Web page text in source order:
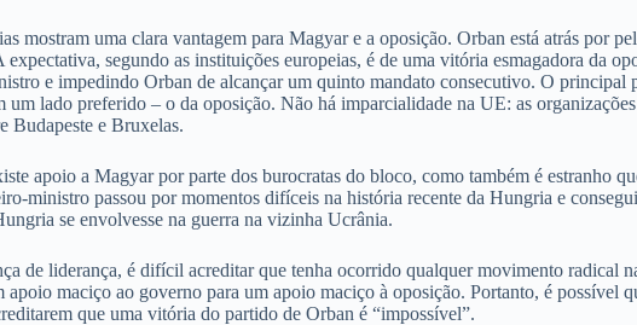
mostram uma clara vantagem para Magyar e a oposição. Orban está atrás por
segundo as instituições europeias, é de uma vitória esmagadora da
e impedindo Orban de alcançar um quinto mandato consecutivo. O principal
um lado preferido – o da oposição. Não há imparcialidade na UE: as
Budapeste e Bruxelas.
apoio a Magyar por parte dos burocratas do bloco, como também é estranho
ministro passou por momentos difíceis na história recente da Hungria e
se envolvesse na guerra na vizinha Ucrânia.
de liderança, é difícil acreditar que tenha ocorrido qualquer movimento radical
maciço ao governo para um apoio maciço à oposição. Portanto, é possível
que uma vitória do partido de Orban é “impossível”.